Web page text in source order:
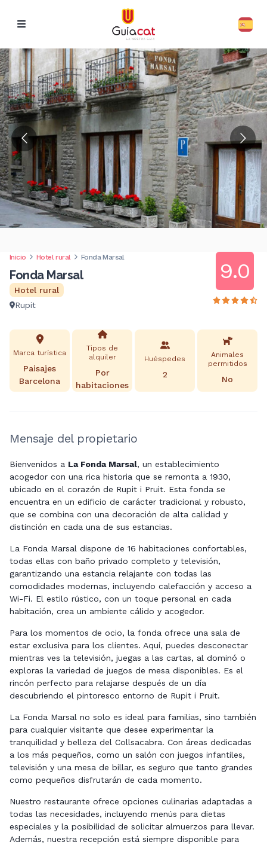
Inicio Hotel rural Fonda Marsal
Fonda Marsal
Hotel rural
Rupit
9.0
Marca turística
Paisajes
Barcelona
Tipos de
alquiler
Por
habitaciones
Huéspedes
2
Animales
permitidos
No
Mensaje del propietario
Bienvenidos a La Fonda Marsal, un establecimiento
acogedor con una rica historia que se remonta a 1930,
ubicado en el corazón de Rupit i Pruit. Esta fonda se
encuentra en un edificio de carácter tradicional y robusto,
que se combina con una decoración de alta calidad y
distinción en cada una de sus estancias.
La Fonda Marsal dispone de 16 habitaciones confortables,
todas ellas con baño privado completo y televisión,
garantizando una estancia relajante con todas las
comodidades modernas, incluyendo calefacción y acceso a
Wi-Fi. El estilo rústico, con un toque personal en cada
habitación, crea un ambiente cálido y acogedor.
Para los momentos de ocio, la fonda ofrece una sala de
estar exclusiva para los clientes. Aquí, puedes desconectar
mientras ves la televisión, juegas a las cartas, al dominó o
exploras la variedad de juegos de mesa disponibles. Es el
rincón perfecto para relajarse después de un día
descubriendo el pintoresco entorno de Rupit i Pruit.
La Fonda Marsal no solo es ideal para familias, sino también
para cualquier visitante que desee experimentar la
tranquilidad y belleza del Collsacabra. Con áreas dedicadas
a los más pequeños, como un salón con juegos infantiles,
televisión y una mesa de billar, es seguro que tanto grandes
como pequeños disfrutarán de cada momento.
Nuestro restaurante ofrece opciones culinarias adaptadas a
todas las necesidades, incluyendo menús para dietas
especiales y la posibilidad de solicitar almuerzos para llevar.
Además, nuestra recepción está siempre disponible para